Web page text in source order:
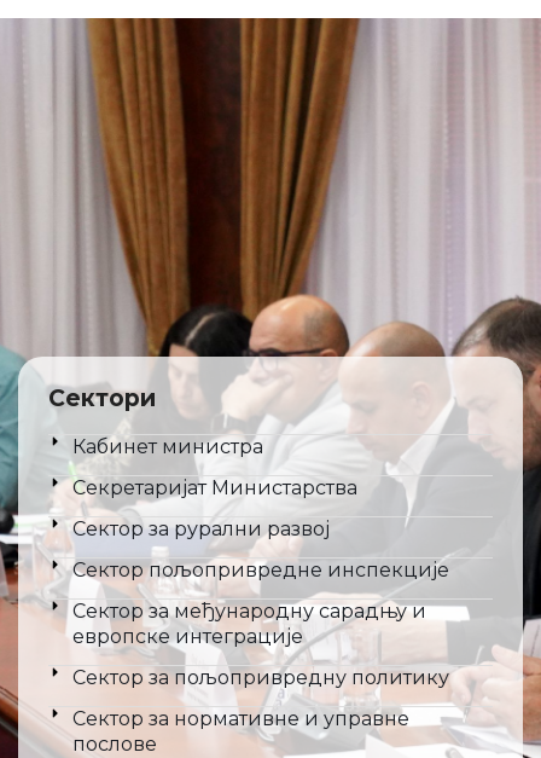
Сектори
Кабинет министра
Секретаријат Министарства
Сектор за рурални развој
Сектор пољопривредне инспекције
Сектор за међународну сарадњу и
европске интеграције
Сектор за пољопривредну политику
Сектор за нормативне и управне
послове